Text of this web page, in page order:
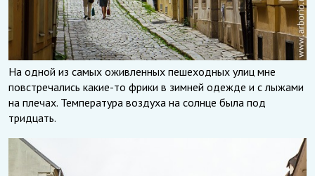
На одной из самых оживленных пешеходных улиц мне
повстречались какие-то фрики в зимней одежде и с лыжами
на плечах. Температура воздуха на солнце была под
тридцать.